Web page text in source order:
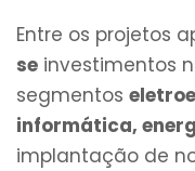
Entre os projetos
se investimentos
segmentos
informática,
implantação de